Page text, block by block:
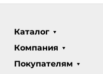
Каталог
Компания
Покупателям